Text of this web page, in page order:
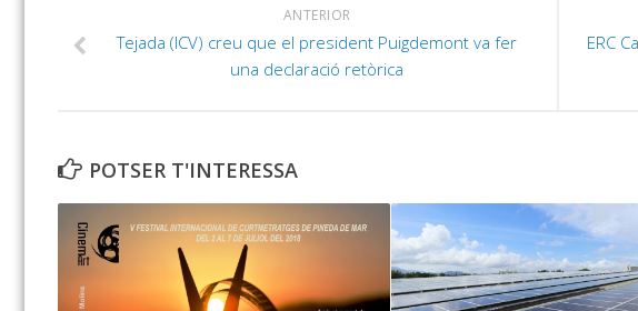
ERC
ANTERIOR
Tejada (ICV) creu que el president Puigdemont va fer
una declaració retòrica
POTSER T'INTERESSA